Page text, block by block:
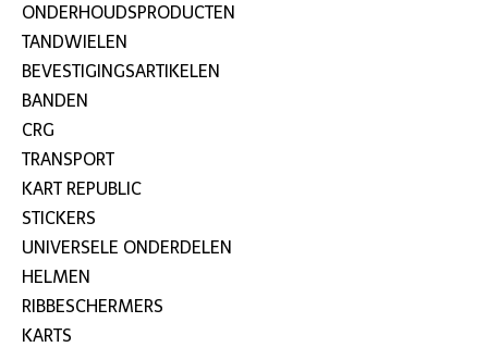
ONDERHOUDSPRODUCTEN
TANDWIELEN
BEVESTIGINGSARTIKELEN
BANDEN
CRG
TRANSPORT
KART REPUBLIC
STICKERS
UNIVERSELE ONDERDELEN
HELMEN
RIBBESCHERMERS
KARTS